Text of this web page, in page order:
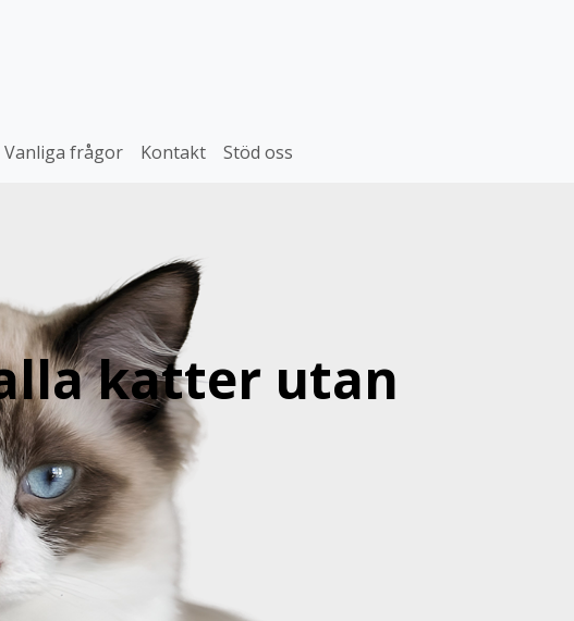
Vanliga frågor Kontakt Stöd oss
katter utan